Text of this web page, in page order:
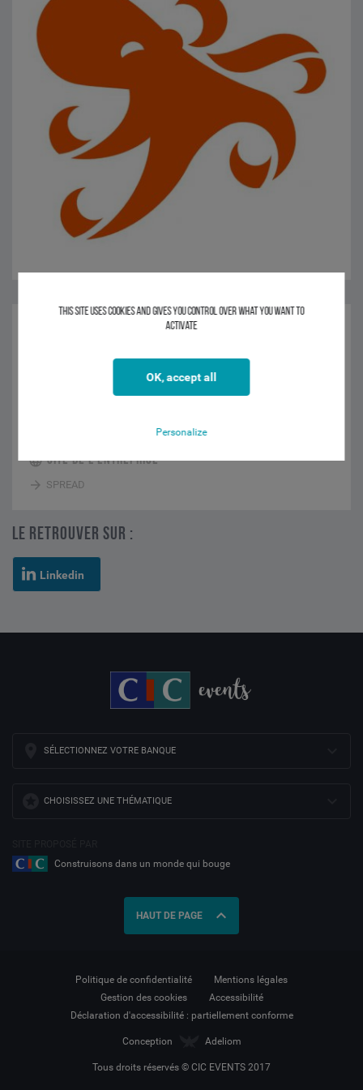
permet aux équipes marketing de gérer leur
(centralisation, qualification, segmentation), le marketing
automation (messages et scénarios, programmes de fidélité, avis
SITE DE L'ENTREPRISE
SPREAD
LE RETROUVER SUR :
SÉLECTIONNEZ VOTRE BANQUE
CHOISISSEZ UNE THÉMATIQUE
Construisons dans un monde qui bouge
HAUT DE PAGE expand_less
Politique de confidentialité
Mentions légales
Gestion des cookies
Accessibilité
Déclaration d'accessibilité : partiellement conforme
Conception Adeliom
Tous droits réservés © CIC EVENTS 2017
This site uses cookies and gives you control over what you want to
activate
OK, accept all
Personalize